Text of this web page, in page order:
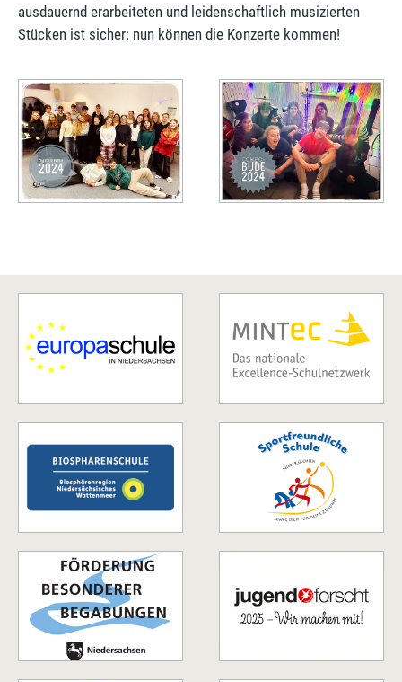
ausdauernd erarbeiteten und leidenschaftlich musizierten
Stücken ist sicher: nun können die Konzerte kommen!